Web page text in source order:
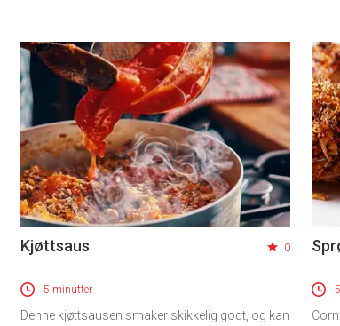
Kjøttsaus 0
5 minutter
Denne kjøttsausen smaker skikkelig godt, og kan